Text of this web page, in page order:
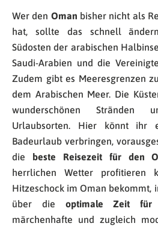
Wer den Oman bisher nicht als
hat, sollte das schnell
Südosten der arabischen
Saudi-Arabien und die
Zudem gibt es Meeresgrenzen
dem Arabischen Meer. Die
wunderschönen Stränden
Urlaubsorten. Hier könnt ihr
Badeurlaub verbringen,
die
beste Reisezeit für den
herrlichen Wetter profitieren
Hitzeschock im Oman bekommt,
über die optimale Zeit für
märchenhafte und zugleich